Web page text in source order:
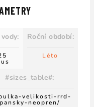
: Roční období:
Léto
#sizes_table#:
velikosti-rrd-
pansky-neopren/